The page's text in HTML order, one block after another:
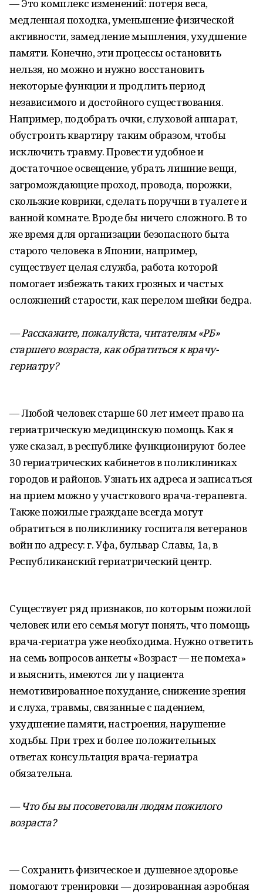
— Это комплекс изменений: потеря веса,
медленная походка, уменьшение физической
активности, замедление мышления, ухудшение
памяти. Конечно, эти процессы остановить
нельзя, но можно и нужно восстановить
некоторые функции и продлить период
независимого и достойного существования.
Например, подобрать очки, слуховой аппарат,
обустроить квартиру таким образом, чтобы
исключить травму. Провести удобное и
достаточное освещение, убрать лишние вещи,
загромождающие проход, провода, порожки,
скользкие коврики, сделать поручни в туалете и
ванной комнате. Вроде бы ничего сложного. В то
же время для организации безопасного быта
старого человека в Японии, например,
существует целая служба, работа которой
помогает избежать таких грозных и частых
осложнений старости, как перелом шейки бедра.
— Расскажите, пожалуйста, читателям «РБ»
старшего возраста, как обратиться к врачу-
гериатру?
— Любой человек старше 60 лет имеет право на
гериатрическую медицинскую помощь. Как я
уже сказал, в республике функционируют более
30 гериатрических кабинетов в поликлиниках
городов и районов. Узнать их адреса и записаться
на прием можно у участкового врача-терапевта.
Также пожилые граждане всегда могут
обратиться в поликлинику госпиталя ветеранов
войн по адресу: г. Уфа, бульвар Славы, 1а, в
Республиканский гериатрический центр.
Существует ряд признаков, по которым пожилой
человек или его семья могут понять, что помощь
врача-гериатра уже необходима. Нужно ответить
на семь вопросов анкеты «Возраст — не помеха»
и выяснить, имеются ли у пациента
немотивированное похудание, снижение зрения
и слуха, травмы, связанные с падением,
ухудшение памяти, настроения, нарушение
ходьбы. При трех и более положительных
ответах консультация врача-гериатра
обязательна.
— Что бы вы посоветовали людям пожилого
возраста?
— Сохранить физическое и душевное здоровье
помогают тренировки — дозированная аэробная